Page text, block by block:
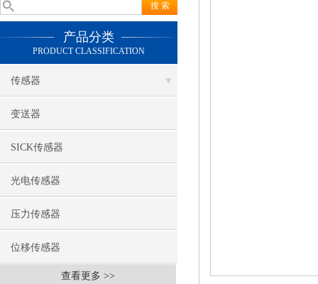
产品分类
PRODUCT CLASSIFICATION
传感器
变送器
SICK传感器
光电传感器
压力传感器
位移传感器
查看更多 >>